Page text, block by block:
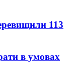
113
в умовах